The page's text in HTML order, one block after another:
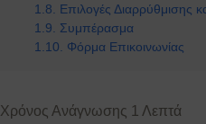
Επιλογές Διαρρύθμισης
Συμπέρασμα
Φόρμα Επικοινωνίας